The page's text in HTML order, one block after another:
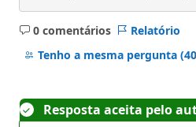
0 comentários
Sem
comentários
Relatório
Tenho a mesma pergunta
Resposta aceita pelo